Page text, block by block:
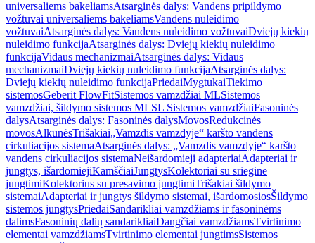
universaliems bakeliamsAtsarginės dalys: Vandens pripildymo
vožtuvai universaliems bakeliamsVandens nuleidimo
vožtuvaiAtsarginės dalys: Vandens nuleidimo vožtuvaiDviejų kiekių
nuleidimo funkcijaAtsarginės dalys: Dviejų kiekių nuleidimo
funkcijaVidaus mechanizmaiAtsarginės dalys: Vidaus
mechanizmaiDviejų kiekių nuleidimo funkcijaAtsarginės dalys:
Dviejų kiekių nuleidimo funkcijaPriedaiMygtukaiTiekimo
sistemosGeberit FlowFitSistemos vamzdžiai MLSistemos
vamzdžiai, šildymo sistemos MLSL Sistemos vamzdžiaiFasoninės
dalysAtsarginės dalys: Fasoninės dalysMovosRedukcinės
movosAlkūnėsTrišakiai„Vamzdis vamzdyje“ karšto vandens
cirkuliacijos sistemaAtsarginės dalys: „Vamzdis vamzdyje“ karšto
vandens cirkuliacijos sistemaNeišardomieji adapteriaiAdapteriai ir
jungtys, išardomiejiKamščiaiJungtysKolektoriai su sriegine
jungtimiKolektorius su presavimo jungtimiTrišakiai šildymo
sistemaiAdapteriai ir jungtys šildymo sistemai, išardomosiosŠildymo
sistemos jungtysPriedaiSandarikliai vamzdžiams ir fasoninėms
dalimsFasoninių dalių sandarikliaiDangčiai vamzdžiamsTvirtinimo
elementai vamzdžiamsTvirtinimo elementai jungtimsSistemos